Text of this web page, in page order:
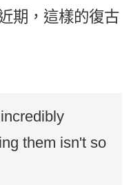
期，這樣的復古
them isn't so